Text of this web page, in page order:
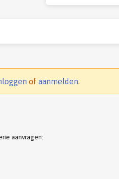
of aanmelden.
aanvragen: